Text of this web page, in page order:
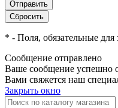
* - Поля, обязательные для
Сообщение отправлено
Ваше сообщение успешно
Вами свяжется наш
Закрыть окно